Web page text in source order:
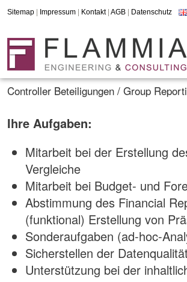
Sitemap Impressum Kontakt| AGB Datenschutz
Controller Beteiligungen / Group
Ihre Aufgaben:
Mitarbeit bei der Erstellung
Vergleiche
Mitarbeit bei Budget- und
Abstimmung des Financial
(funktional) Erstellung von
Sonderaufgaben (ad-hoc-
Sicherstellen der
Unterstützung bei der